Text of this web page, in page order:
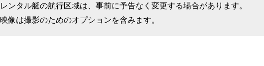
レンタル艇の航行区域は、事前に予告なく変更する場合があります。
映像は撮影のためのオプションを含みます。